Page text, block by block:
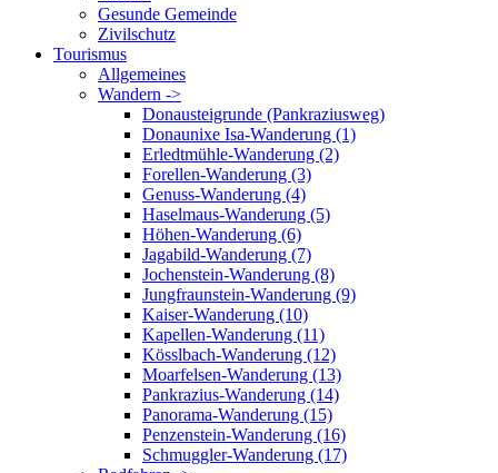
Gesunde Gemeinde
Zivilschutz
Tourismus
Allgemeines
Wandern ->
Donausteigrunde (Pankraziusweg)
Donaunixe Isa-Wanderung (1)
Erledtmühle-Wanderung (2)
Forellen-Wanderung (3)
Genuss-Wanderung (4)
Haselmaus-Wanderung (5)
Höhen-Wanderung (6)
Jagabild-Wanderung (7)
Jochenstein-Wanderung (8)
Jungfraunstein-Wanderung (9)
Kaiser-Wanderung (10)
Kapellen-Wanderung (11)
Kösslbach-Wanderung (12)
Moarfelsen-Wanderung (13)
Pankrazius-Wanderung (14)
Panorama-Wanderung (15)
Penzenstein-Wanderung (16)
Schmuggler-Wanderung (17)